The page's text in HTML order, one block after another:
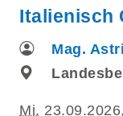
Italienisch
Mag.
Mi.